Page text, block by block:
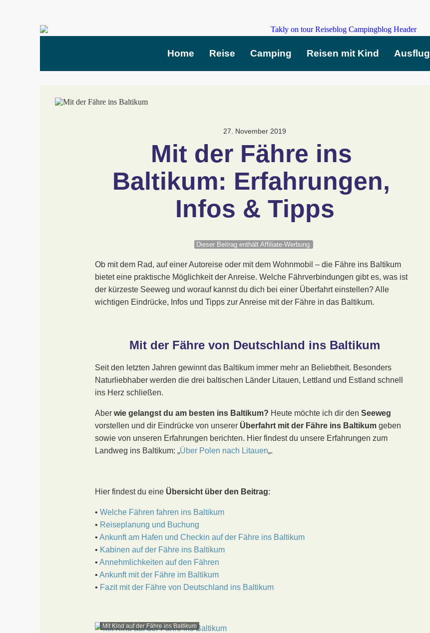
Home Reise Camping Reisen mit Kind Ausflug
27. November 2019
Mit der Fähre ins
Baltikum: Erfahrungen,
Infos & Tipps
Dieser Beitrag enthält Affiliate-Werbung.
Ob mit dem Rad, auf einer Autoreise oder mit dem Wohnmobil – die Fähre ins Baltikum
bietet eine praktische Möglichkeit der Anreise. Welche Fährverbindungen gibt es, was ist
der kürzeste Seeweg und worauf kannst du dich bei einer Überfahrt einstellen? Alle
wichtigen Eindrücke, Infos und Tipps zur Anreise mit der Fähre in das Baltikum.
Mit der Fähre von Deutschland ins Baltikum
Seit den letzten Jahren gewinnt das Baltikum immer mehr an Beliebtheit. Besonders
Naturliebhaber werden die drei baltischen Länder Litauen, Lettland und Estland schnell
ins Herz schließen.
Aber wie gelangst du am besten ins Baltikum? Heute möchte ich dir den Seeweg
vorstellen und dir Eindrücke von unserer Überfahrt mit der Fähre ins Baltikum geben
sowie von unseren Erfahrungen berichten. Hier findest du unsere Erfahrungen zum
Landweg ins Baltikum: „Über Polen nach Litauen„.
Hier findest du eine Übersicht über den Beitrag:
• Welche Fähren fahren ins Baltikum
• Reiseplanung und Buchung
• Ankunft am Hafen und Checkin auf der Fähre ins Baltikum
• Kabinen auf der Fähre ins Baltikum
• Annehmlichkeiten auf den Fähren
• Ankunft mit der Fähre im Baltikum
• Fazit mit der Fähre von Deutschland ins Baltikum
Mit Kind auf der Fähre ins Baltikum